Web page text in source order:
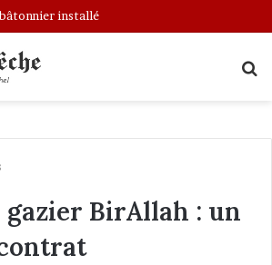
bâtonnier installé
gazier BirAllah : un